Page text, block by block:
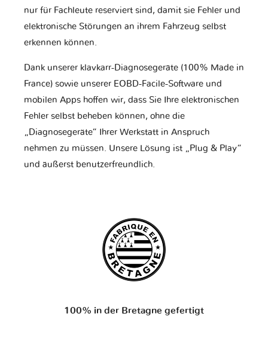
nur für Fachleute reserviert sind, damit sie Fehler und
elektronische Störungen an ihrem Fahrzeug selbst
erkennen können.
Dank unserer klavkarr-Diagnosegeräte (100% Made in
France) sowie unserer EOBD-Facile-Software und
mobilen Apps hoffen wir, dass Sie Ihre elektronischen
Fehler selbst beheben können, ohne die
„Diagnosegeräte“ Ihrer Werkstatt in Anspruch
nehmen zu müssen. Unsere Lösung ist „Plug & Play“
und äußerst benutzerfreundlich.
100% in der Bretagne gefertigt